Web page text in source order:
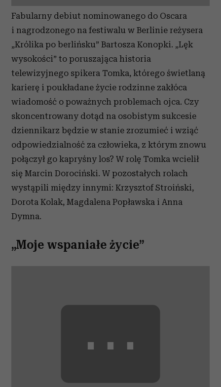
Fabularny debiut nominowanego do Oscara
i nagrodzonego na festiwalu w Berlinie reżysera
„Królika po berlińsku” Bartosza Konopki. „Lęk
wysokości” to poruszająca historia
telewizyjnego spikera Tomka, którego świetlaną
karierę i poukładane życie rodzinne zakłóca
wiadomość o poważnych problemach ojca. Czy
skoncentrowany dotąd na osobistym sukcesie
dziennikarz będzie w stanie zrozumieć i wziąć
odpowiedzialność za człowieka, z którym znowu
połączył go kapryśny los? W rolę Tomka wcielił
się Marcin Dorociński. W pozostałych rolach
wystąpili między innymi: Krzysztof Stroiński,
Dorota Kolak, Magdalena Popławska i Anna
Dymna.
„Moje wspaniałe życie”
⋯